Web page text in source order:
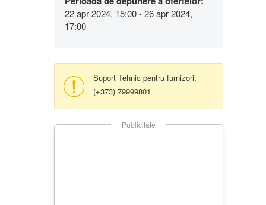
22 apr 2024, 15:00 - 26 apr 2024,
17:00
Suport Tehnic pentru furnizori:
(+373) 79999801
Publicitate